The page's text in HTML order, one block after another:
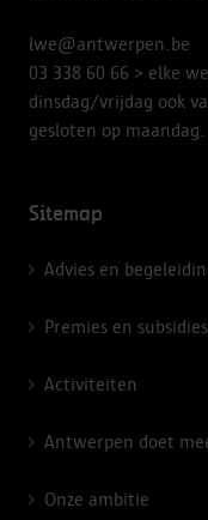
lwe@antwerpen.be
03 338 60 66 > elke
dinsdag/vrijdag ook
gesloten op maandag.
Sitemap
Advies en
Premies en subsidies
Activiteiten
Antwerpen doet
Onze ambitie